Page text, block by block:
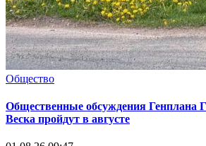
Общество
Общественные обсуждения Генплана
Веска пройдут в августе